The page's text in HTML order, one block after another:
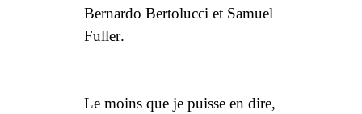
Bernardo Bertolucci et Samuel
Fuller.
Le moins que je puisse en dire,